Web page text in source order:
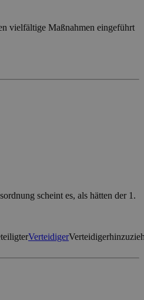
vielfältige Maßnahmen eingeführt
scheint es, als hätten der 1.
Verteidiger